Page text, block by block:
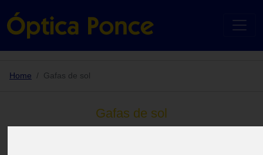
Home Gafas de sol
Gafas de sol